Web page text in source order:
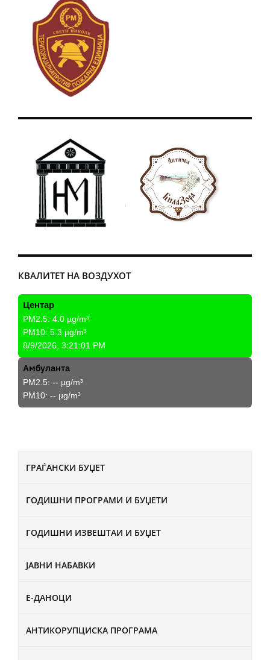
ГРАЃАНСКИ БУЏЕТ
ГОДИШНИ ПРОГРАМИ И БУЏЕТИ
ГОДИШНИ ИЗВЕШТАИ И БУЏЕТ
ЈАВНИ НАБАВКИ
Е-ДАНОЦИ
АНТИКОРУПЦИСКА ПРОГРАМА
КВАЛИТЕТ НА ВОЗДУХОТ
Центар
PM2.5: 4.0 µg/m³
PM10: 5.3 µg/m³
8/9/2026, 3:21:01 PM
Амбуланта
PM2.5: -- µg/m³
PM10: -- µg/m³